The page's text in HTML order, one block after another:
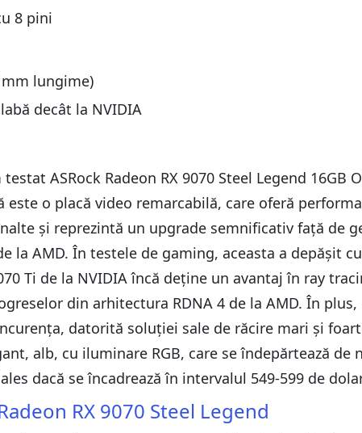
8 pini
lungime)
decât la NVIDIA
ASRock Radeon RX 9070 Steel Legend 16GB
este o placă video remarcabilă, care oferă
și reprezintă un upgrade semnificativ față de
la AMD. În testele de gaming, aceasta a depășit
Ti de la NVIDIA încă deține un avantaj în ray
din arhitectura RDNA 4 de la AMD. În
datorită soluției sale de răcire mari și
alb, cu iluminare RGB, care se îndepărtează de
dacă se încadrează în intervalul 549-599 de
RX 9070 Steel Legend